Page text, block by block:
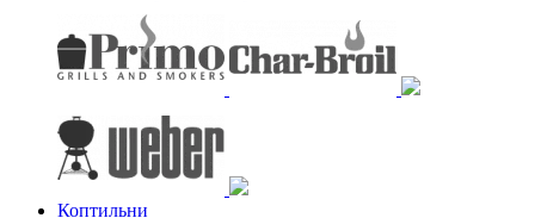
Коптильни